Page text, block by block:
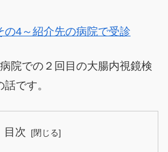
の4～紹介先の病院で受診
院での２回目の大腸内視鏡検
です。
目次